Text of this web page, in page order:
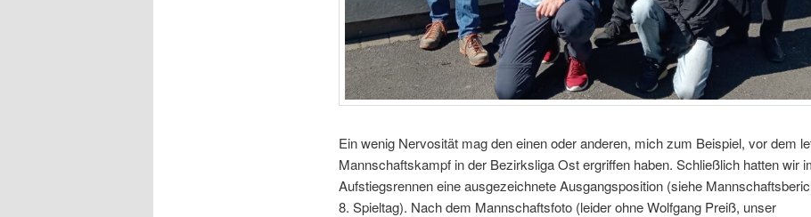
Ein wenig Nervosität mag den einen oder anderen, mich zum Beispiel, vor dem
Mannschaftskampf in der Bezirksliga Ost ergriffen haben. Schließlich hatten wir
Aufstiegsrennen eine ausgezeichnete Ausgangsposition (siehe
8. Spieltag). Nach dem Mannschaftsfoto (leider ohne Wolfgang Preiß, unser